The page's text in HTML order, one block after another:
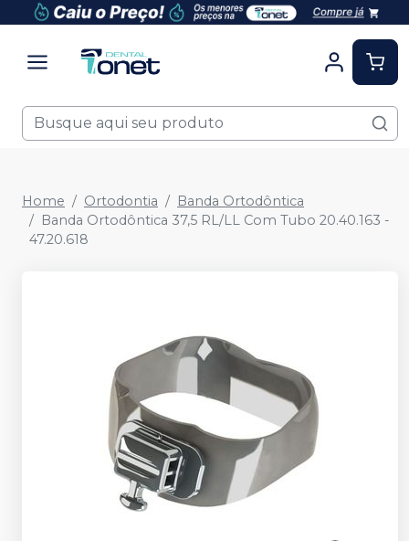
Home Ortodontia
Banda Ortodôntica
Banda Ortodôntica 37,5 RL/LL Com Tubo 20.40.163 -
47.20.618